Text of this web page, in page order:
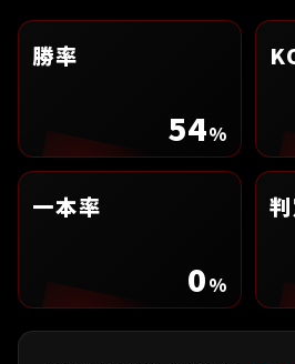
勝率
54%
一本率
0%